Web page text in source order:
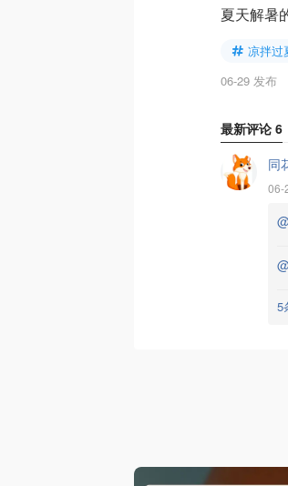
夏天解暑
凉拌过
06-29 发布
最新评论 6
同
06-
5